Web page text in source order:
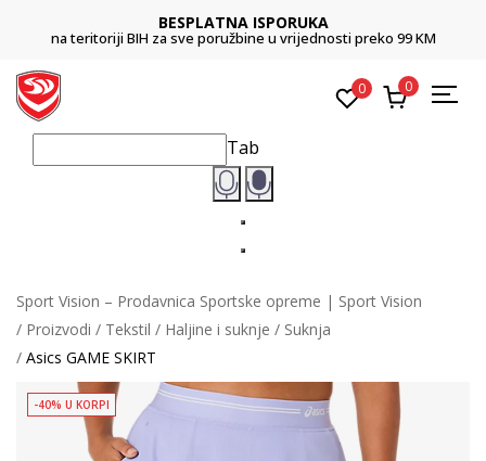
BESPLATNA ISPORUKA
na teritoriji BIH za sve poružbine u vrijednosti preko 99 KM
0 0
Tab
Sport Vision – Prodavnica Sportske opreme | Sport Vision
Proizvodi
Tekstil Haljine i suknje
Suknja
Asics GAME SKIRT
-40% U KORPI